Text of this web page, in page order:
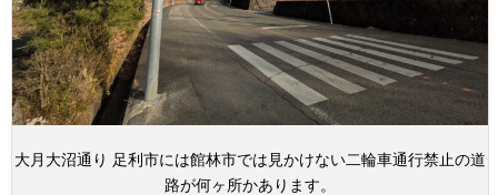
大月大沼通り 足利市には館林市では見かけない二輪車通行禁止の道
路が何ヶ所かあります。